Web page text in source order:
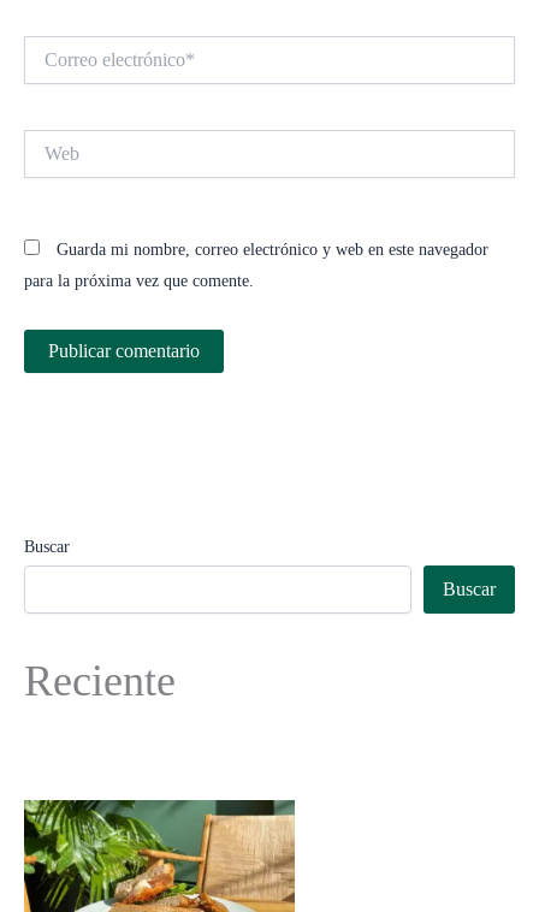
electrónico*
Guarda mi nombre, correo electrónico y web en este navegador
para la próxima vez que comente.
Buscar
Buscar
Reciente